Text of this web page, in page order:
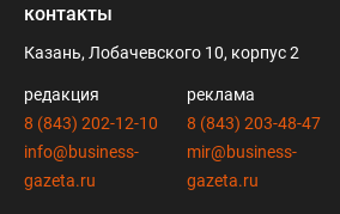
контакты
Казань, Лобачевского 10, корпус 2
редакция
8 (843) 202-12-10
info@business-
gazeta.ru
реклама
8 (843) 203-48-47
mir@business-
gazeta.ru